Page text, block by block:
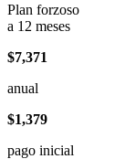
Plan forzoso
a 12 meses
$7,371
anual
$1,379
pago inicial